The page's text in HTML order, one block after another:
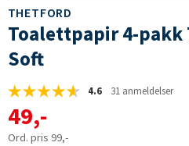
THETFORD
Toalettpapir 4-pakk
Soft
4.6 31 anmeldelser
99,-
49,-